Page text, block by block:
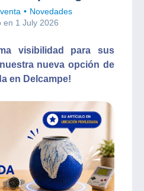
Novedades
en 1 July 2026
visibilidad para sus
nueva opción de
en Delcampe!